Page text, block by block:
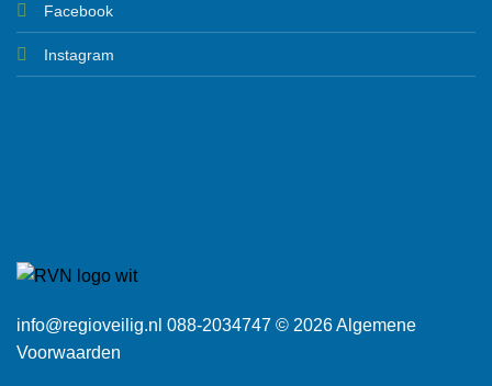
Facebook
Instagram
info@regioveilig.nl 088-2034747 © 2026Algemene
Voorwaarden